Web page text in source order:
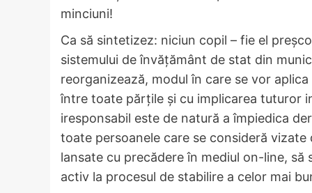
minciuni!
Ca să sintetizez: niciun copil – fie el
sistemului de învățământ de stat din
reorganizează, modul în care se vor
între toate părțile și cu implicarea tuturor
iresponsabil este de natură a împiedica
toate persoanele care se consideră
lansate cu precădere în mediul on-line,
activ la procesul de stabilire a celor mai